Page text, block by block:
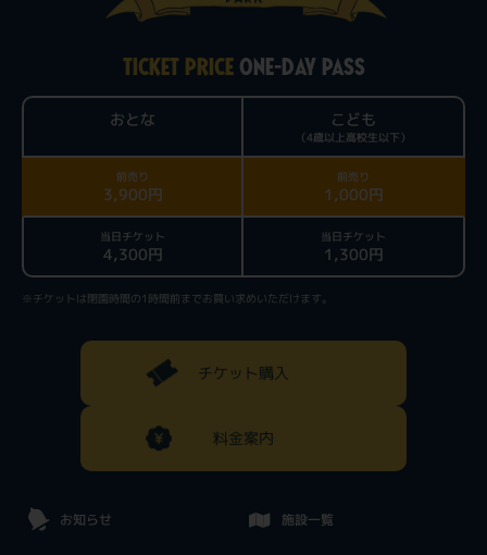
TICKET PRICEONE-DAY PASS
おとな こども
（4歳以上高校生以下）
前売り
3,900円
前売り
1,000円
当日チケット
4,300円
当日チケット
1,300円
※チケットは閉園時間の1時間前までお買い求めいただけます。
チケット購入
料金案内
お知らせ 施設一覧